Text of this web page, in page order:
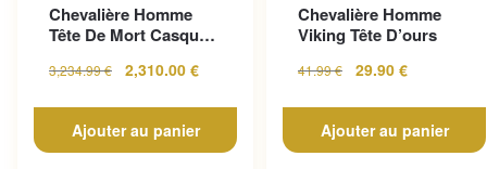
Chevalière Homme
Tête De Mort Casque
3,234.99€ 2,310.00 €
Ajouter au panier
Chevalière Homme
Viking Tête D’ours
41.99€ 29.90 €
Ajouter au panier